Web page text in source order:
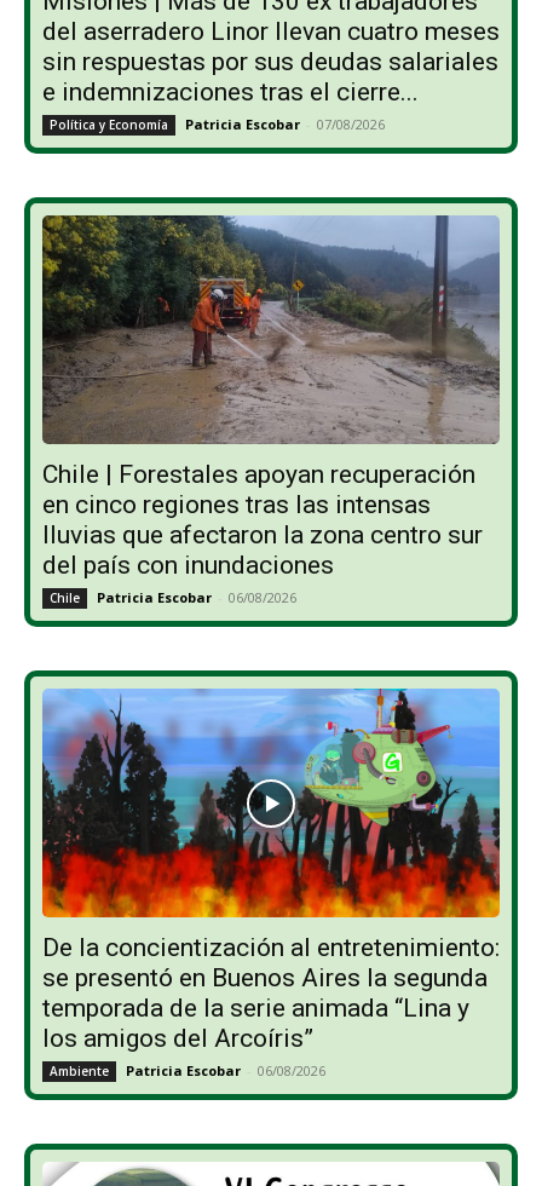
del aserradero Linor llevan cuatro meses
sin respuestas por sus deudas salariales
e indemnizaciones tras el cierre...
Política y Economía Patricia Escobar - 07/08/2026
Chile | Forestales apoyan recuperación
en cinco regiones tras las intensas
lluvias que afectaron la zona centro sur
del país con inundaciones
Chile Patricia Escobar - 06/08/2026
De la concientización al entretenimiento:
se presentó en Buenos Aires la segunda
temporada de la serie animada “Lina y
los amigos del Arcoíris”
Ambiente Patricia Escobar - 06/08/2026